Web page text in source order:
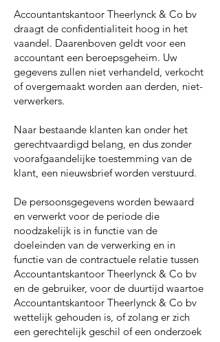
Accountantskantoor Theerlynck & Co bv
draagt de confidentialiteit hoog in het
vaandel. Daarenboven geldt voor een
accountant een beroepsgeheim. Uw
gegevens zullen niet verhandeld, verkocht
of overgemaakt worden aan derden, niet-
verwerkers.
Naar bestaande klanten kan onder het
gerechtvaardigd belang, en dus zonder
voorafgaandelijke toestemming van de
klant, een nieuwsbrief worden verstuurd.
De persoonsgegevens worden bewaard
en verwerkt voor de periode die
noodzakelijk is in functie van de
doeleinden van de verwerking en in
functie van de contractuele relatie tussen
Accountantskantoor Theerlynck & Co bv
en de gebruiker, voor de duurtijd waartoe
Accountantskantoor Theerlynck & Co bv
wettelijk gehouden is, of zolang er zich
een gerechtelijk geschil of een onderzoek